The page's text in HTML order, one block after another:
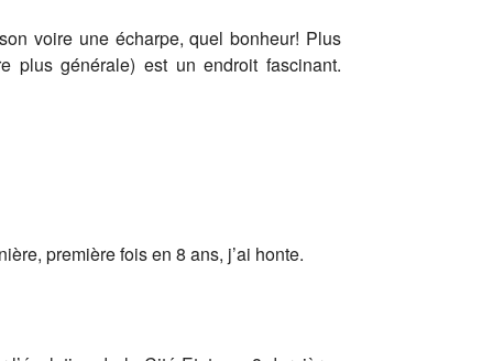
voire une écharpe, quel bonheur! Plus
plus générale) est un endroit fascinant.
première fois en 8 ans, j’ai honte.